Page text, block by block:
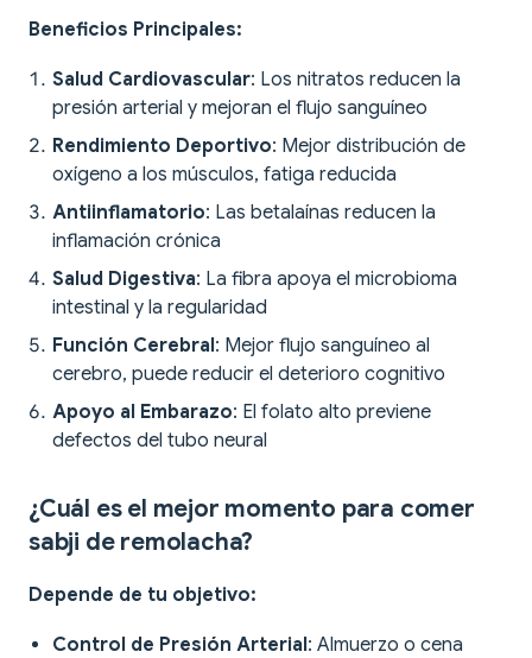
Beneficios Principales:
Salud Cardiovascular: Los nitratos reducen la
presión arterial y mejoran el flujo sanguíneo
Rendimiento Deportivo: Mejor distribución de
oxígeno a los músculos, fatiga reducida
Antiinflamatorio: Las betalaínas reducen la
inflamación crónica
Salud Digestiva: La fibra apoya el microbioma
intestinal y la regularidad
Función Cerebral: Mejor flujo sanguíneo al
cerebro, puede reducir el deterioro cognitivo
Apoyo al Embarazo: El folato alto previene
defectos del tubo neural
¿Cuál es el mejor momento para comer
sabji de remolacha?
Depende de tu objetivo:
Control de Presión Arterial: Almuerzo o cena